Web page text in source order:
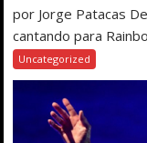
por Jorge Patacas
cantando para
Uncategorized